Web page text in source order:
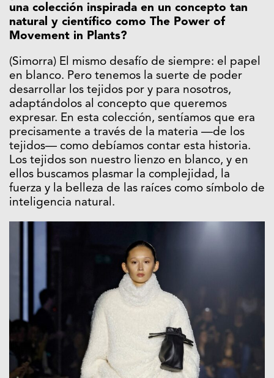
una colección inspirada en un concepto tan
natural y científico como The Power of
Movement in Plants?
(Simorra) El mismo desafío de siempre: el papel
en blanco. Pero tenemos la suerte de poder
desarrollar los tejidos por y para nosotros,
adaptándolos al concepto que queremos
expresar. En esta colección, sentíamos que era
precisamente a través de la materia —de los
tejidos— como debíamos contar esta historia.
Los tejidos son nuestro lienzo en blanco, y en
ellos buscamos plasmar la complejidad, la
fuerza y la belleza de las raíces como símbolo de
inteligencia natural.